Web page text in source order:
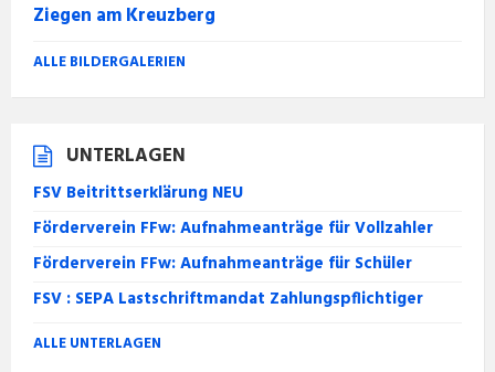
Ziegen am Kreuzberg
ALLE BILDERGALERIEN
UNTERLAGEN
FSV Beitrittserklärung NEU
Förderverein FFw: Aufnahmeanträge für Vollzahler
Förderverein FFw: Aufnahmeanträge für Schüler
FSV : SEPA Lastschriftmandat Zahlungspflichtiger
ALLE UNTERLAGEN